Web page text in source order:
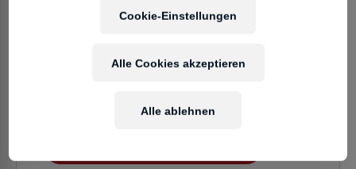
Kostenloser Versand in AT & DE
Verfügbarkeit: 1 Stück verfügbar
HANDPAN
Cookie-Einstellungen
Alle ablehnen
Alle Cookies akzeptieren